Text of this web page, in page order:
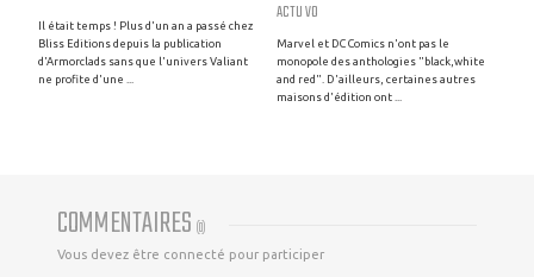
Il était temps ! Plus d'un an a passé chez
Bliss Editions depuis la publication
d'Armorclads sans que l'univers Valiant
ne profite d'une ...
ACTU VO
Marvel et DC Comics n'ont pas le
monopole des anthologies "black,white
and red". D'ailleurs, certaines autres
maisons d'édition ont ...
COMMENTAIRES (0)
Vous devez être connecté pour participer